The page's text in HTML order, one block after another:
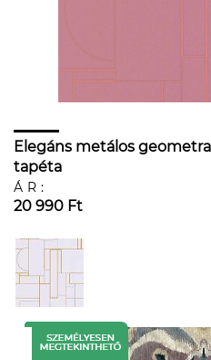
Elegáns metálos
tapéta
ÁR:
20 990 Ft